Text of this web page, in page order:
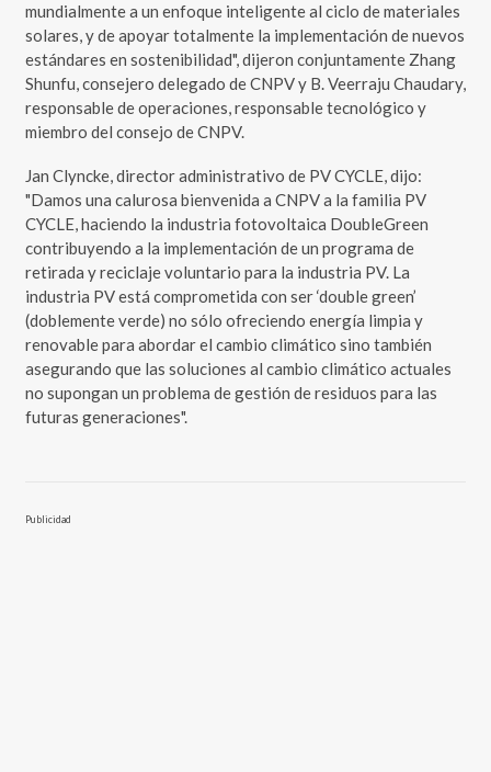
mundialmente a un enfoque inteligente al ciclo de materiales
solares, y de apoyar totalmente la implementación de nuevos
estándares en sostenibilidad", dijeron conjuntamente Zhang
Shunfu, consejero delegado de CNPV y B. Veerraju Chaudary,
responsable de operaciones, responsable tecnológico y
miembro del consejo de CNPV.
Jan Clyncke, director administrativo de PV CYCLE, dijo:
"Damos una calurosa bienvenida a CNPV a la familia PV
CYCLE, haciendo la industria fotovoltaica DoubleGreen
contribuyendo a la implementación de un programa de
retirada y reciclaje voluntario para la industria PV. La
industria PV está comprometida con ser ‘double green’
(doblemente verde) no sólo ofreciendo energía limpia y
renovable para abordar el cambio climático sino también
asegurando que las soluciones al cambio climático actuales
no supongan un problema de gestión de residuos para las
futuras generaciones".
Publicidad